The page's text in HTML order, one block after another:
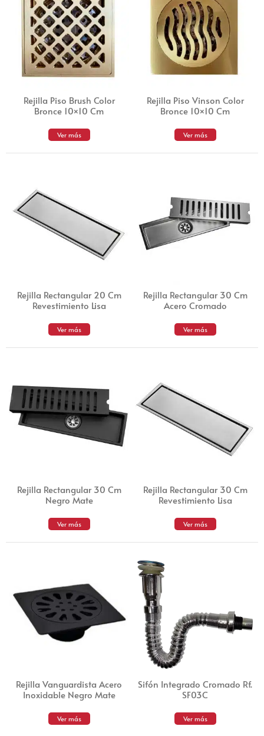
Rejilla Piso Brush Color
Bronce 10×10 Cm
Ver más
Rejilla Piso Vinson Color
Bronce 10×10 Cm
Ver más
Rejilla Rectangular 20 Cm
Revestimiento Lisa
Ver más
Rejilla Rectangular 30 Cm
Acero Cromado
Ver más
Rejilla Rectangular 30 Cm
Negro Mate
Ver más
Rejilla Rectangular 30 Cm
Revestimiento Lisa
Ver más
Rejilla Vanguardista Acero
Inoxidable Negro Mate
Ver más
Sifón Integrado Cromado Rf.
SF03C
Ver más